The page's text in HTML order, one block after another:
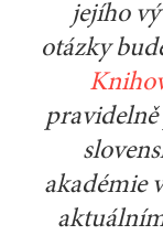
jejího
otázky
akadémie